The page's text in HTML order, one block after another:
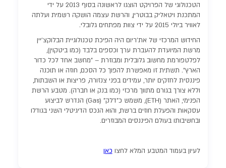
הטכנולוגי של הפרויקט הוצגו לראשונה בסוף 2013 על ידי
המתכנת ויטאליק בבוטרין, והרשת עצמה הושקה רשמית ועלתה
לאוויר ביולי 2015 על ידי צוות מפתחים גלובלי.
החידוש המרכזי של את'ריום היה הפיכת טכנולוגיית הבלוקצ'יין
מרשת המיועדת להעברת ערך וכספים בלבד (כמו ביטקוין),
לפלטפורמת מחשוב גלובלית ומבוזרת – "מחשב אחד לכל כדור
הארץ". תשתית זו מאפשרת להפוך כל הסכם, חוזה או תוכנה
פיננסית לחזקים יותר, עמידים בפני צנזורה, פריצות או השבתות,
וללא צורך בגורם מתווך מרכזי (כמו בנק או חברה). מטבע הרשת
הפנימי, האתר (ETH), משמש כ"דלק" (Gas) הנדרש לביצוע
עסקאות והפעלת חוזים ברשת, והוא הנכס הדיגיטלי השני בגודלו
ובחשיבותו בעולם הפיננסים המבוזרים.
לעיון בעמוד המטבע המלא לחצו כאן